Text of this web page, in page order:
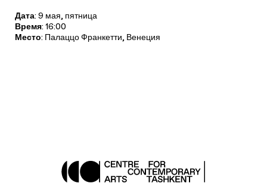
Дата: 9 мая, пятница
Время: 16:00
Место: Палаццо Франкетти, Венеция